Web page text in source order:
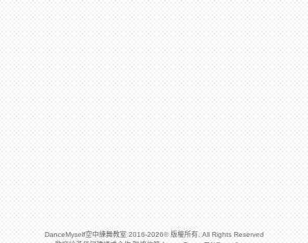
DanceMyself空中練舞教室 2016-2026© 版權所有. All Rights Reserved